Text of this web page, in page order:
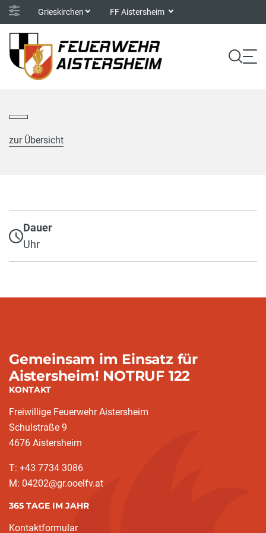
Grieskirchen FF Aistersheim
zur Übersicht
Dauer
Uhr
Gemeinsam im Einsatz für
Aistersheim! NOTRUF 122
KONTAKT
Freiwillige Feuerwehr Aistersheim
Schulstraße 9
4676 Aistersheim
T: +43 7734 3086
M: 04202@gr.ooelfv.at
365 TAGE IM JAHR
Kontaktformular